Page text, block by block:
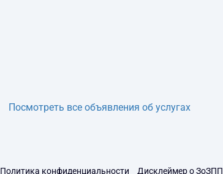
Посмотреть все объявления об услугах
Политика конфиденциальности Дисклеймер о ЗоЗПП